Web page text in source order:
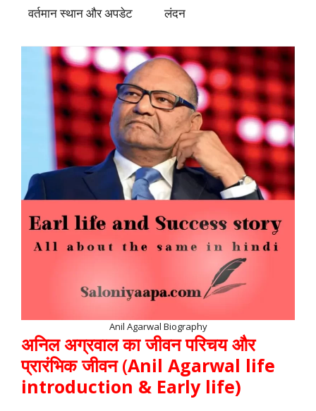
वर्तमान स्थान और अपडेट
लंदन
Anil Agarwal Biography
अनिल अग्रवाल का जीवन परिचय और
प्रारंभिक जीवन(Anil Agarwal life
introduction & Early life)